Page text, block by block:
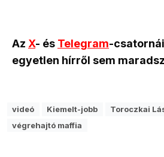
Az X- és Telegram-
egyetlen hírről sem
videó Kiemelt-jobb
Toroczkai
végrehajtó maffia